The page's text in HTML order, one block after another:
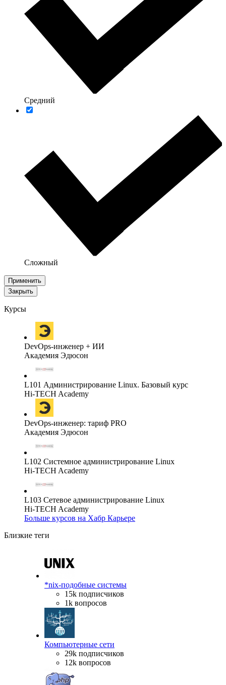
Средний
Сложный
Применить
Закрыть
Курсы
DevOps-инженер + ИИ
Академия Эдюсон
L101 Администрирование Linux. Базовый курс
Hi-TECH Academy
DevOps-инженер: тариф PRO
Академия Эдюсон
L102 Системное администрирование Linux
Hi-TECH Academy
L103 Сетевое администрирование Linux
Hi-TECH Academy
Больше курсов на Хабр Карьере
Близкие теги
*nix-подобные системы
15k подписчиков
1k вопросов
Компьютерные сети
29k подписчиков
12k вопросов